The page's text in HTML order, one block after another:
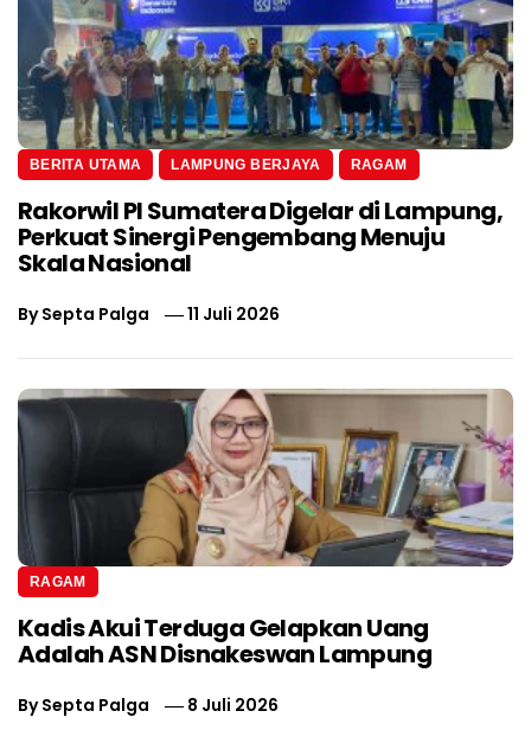
BERITA UTAMA LAMPUNG BERJAYA RAGAM
Rakorwil PI Sumatera Digelar di Lampung,
Perkuat Sinergi Pengembang Menuju
Skala Nasional
BySepta Palga 11 Juli 2026
RAGAM
Kadis Akui Terduga Gelapkan Uang
Adalah ASN Disnakeswan Lampung
BySepta Palga 8 Juli 2026